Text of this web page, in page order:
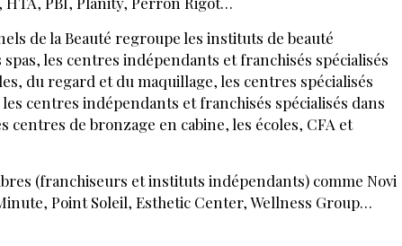
de la Beauté regroupe les instituts de beauté
les centres indépendants et franchisés spécialisés
du re
RÉSERVÉE AUX ABONNÉS
Déjà abonné ?Se connecter